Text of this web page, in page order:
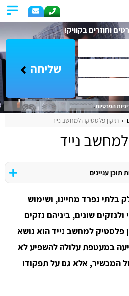
וחוזרים בקוויק!
שליחה
הפרטיות.
תיקון פלסטיקה למחשב נייד
נייד
עניינים
בלתי נפרד מחיינו, ושימוש
ולנזקים שונים, ביניהם נזקים
למחשב נייד הוא נושא
במעטפת עלולה להשפיע לא
המכשיר, אלא גם על תפקודו